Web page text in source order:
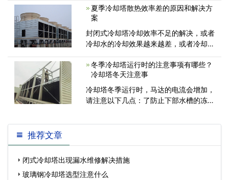
于描述直接(开路)和间接(闭路)冷却设
备。 虽然大多数人提出了“作为开放式直
接接触散热器的冷却塔”
夏季冷却塔散热效率差的原因和解决方
案
封闭式冷却塔冷却效率不足的解决，或者
冷却水的冷却效果越来越差，或者冷却能
不足的原因有哪些呢? 冷却塔散热效率不
足的原因有哪些呢？闭式冷却塔冷却效率
差要怎么维修呢？
冬季冷却塔运行时的注意事项有哪些？
冷却塔冬天注意事
冷却塔冬季运行时，马达的电流会增加，
请注意以下几点：了防止下部水槽的冻
推荐文章
闭式冷却塔出现漏水维修解决措施
玻璃钢冷却塔选型注意什么